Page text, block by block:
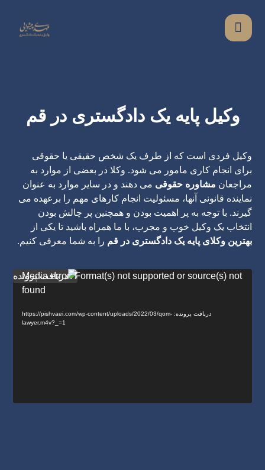
وکیل پایه یک دادگستری در قم
وکیل فردی است که از طرف یک شخص حقیقی یا حقوقی
برای انجام کاری مامور می شود. وکلا در بعضی از موارد به
مراجعان مشاوره حقوقی می دهند و در سایر موارد به عنوان
نماینده قانونی آنها، مسئولیت انجام کارهای مهم را برعهده می
گیرند. با توجه به پر اهمیت بودن و همچنین پر چالش بودن
انتخاب یک وکیل خوب و مجرب، با ما همراه باشید تا یکی از
بهترین وکلای پایه یک دادگستری در قم را به شما معرفی کنیم.
نمایشگر
Media error: Format(s) not supported or source(s) not
found
دریافت پرونده: https://pishvaei.com/wp-content/uploads/2022/03/qom-
lawyer.m4v?_=1